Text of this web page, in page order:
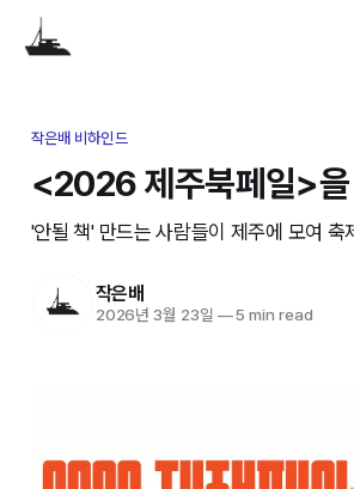
작은배 비하인드
<2026 제주북페일>을
'안될 책' 만드는 사람들이 제주에 모여 축
작은배
2026년 3월 23일 —5 min read